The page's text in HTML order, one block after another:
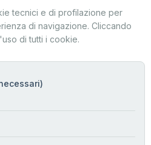
delle Imprese e del Made in Italy
quotidiano
tecnici e di profilazione per
di navigazione. Cliccando
di tutti i cookie.